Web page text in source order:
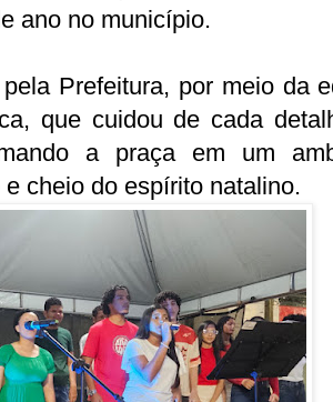
ano no município.
Prefeitura, por meio da
que cuidou de cada
a praça em um
cheio do espírito natalino.